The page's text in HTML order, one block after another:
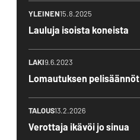
YLEINEN15.8.2025
Lauluja isoista koneista
LAKI9.6.2023
Lomautuksen pelisäännöt
TALOUS13.2.2026
Verottaja ikävöi jo sinua